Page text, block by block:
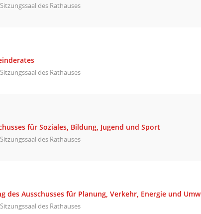
des Rathauses
des Rathauses
für Soziales, Bildung, Jugend und Sport
des Rathauses
des Ausschusses für Planung, Verkehr, Energie und
des Rathauses